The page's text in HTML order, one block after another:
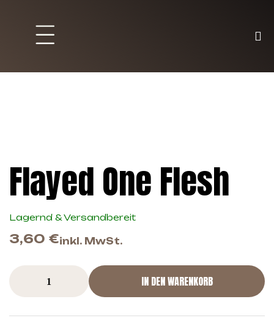
Flayed One Flesh
Lagernd & Versandbereit
3,60 €inkl. MwSt.
IN DEN WARENKORB